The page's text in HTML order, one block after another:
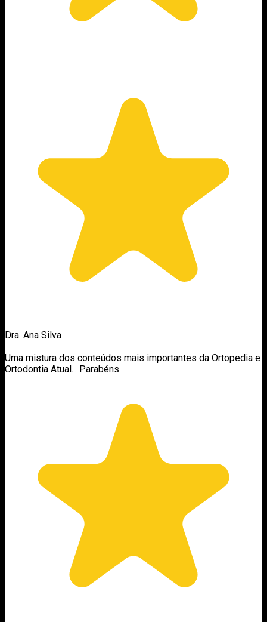
Dra. Ana Silva
Uma mistura dos conteúdos mais importantes da Ortopedia e
Ortodontia Atual... Parabéns